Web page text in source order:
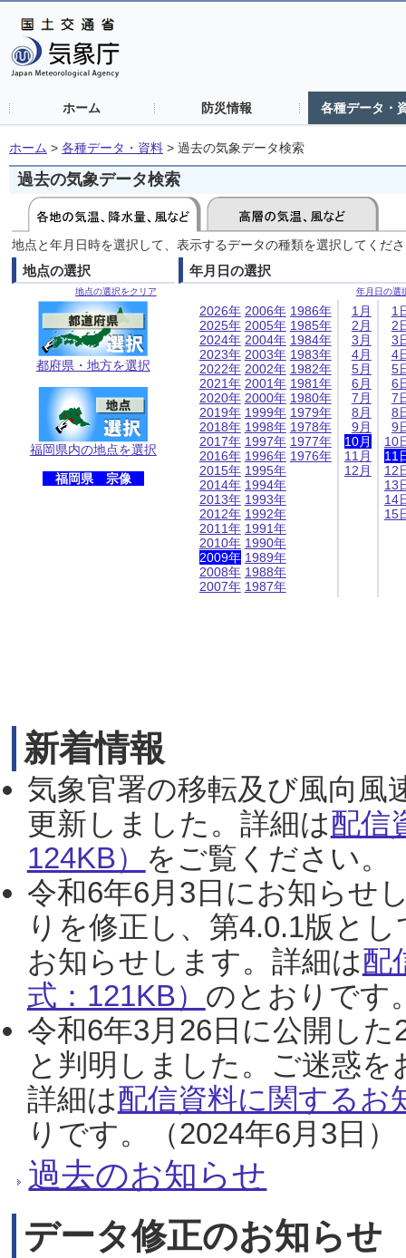
ホーム 防災情報 各種データ・
ホーム > 各種データ・資料 > 過去の気象データ検索
過去の気象データ検索
地点と年月日時を選択して、表示するデータの種類を選択してくだ
地点の選択
地点の選択をクリア
都府県・地方を選択
福岡県内の地点を選択
福岡県 宗像
年月日の選択
年月日の選
2026年
2025年
2024年
2023年
2022年
2021年
2020年
2019年
2018年
2017年
2016年
2015年
2014年
2013年
2012年
2011年
2010年
2009年
2008年
2007年
2006年
2005年
2004年
2003年
2002年
2001年
2000年
1999年
1998年
1997年
1996年
1995年
1994年
1993年
1992年
1991年
1990年
1989年
1988年
1987年
1986年
1985年
1984年
1983年
1982年
1981年
1980年
1979年
1978年
1977年
1976年
1月
2月
3月
4月
5月
6月
7月
8月
9月
10月
11月
12月
1
2
3
4
5
6
7
8
9
10
11
12
13
14
15
新着情報
気象官署の移転及び風向風
更新しました。詳細は配信
124KB） をご覧ください。
令和6年6月3日にお知らせ
りを修正し、第4.0.1版と
お知らせします。詳細は配
式：121KB） のとおりです
令和6年3月26日に公開し
と判明しました。ご迷惑
詳細は配信資料に関するお
りです。（2024年6月3日）
過去のお知らせ
データ修正のお知らせ